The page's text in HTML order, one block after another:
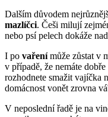
Dalším důvodem
mazlíčci. Češi milují
nebo psí pelech dokáže
I po vařenímůže zůstat v
v případě, že nemáte
rozhodnete smažit vajíčka
domácnost vonět zrovna
V neposlední řadě je na